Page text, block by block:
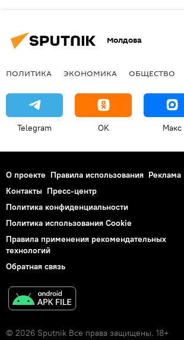
Молдова
ПОЛИТИКА ЭКОНОМИКА ОБЩЕСТВО
Telegram OK Макс
О проекте Правила использования Реклама
Контакты Пресс-центр
Политика конфиденциальности
Политика использования Cookie
Правила применения рекомендательных
технологий
Обратная связь
© 2026 Sputnik Все права защищены. 18+